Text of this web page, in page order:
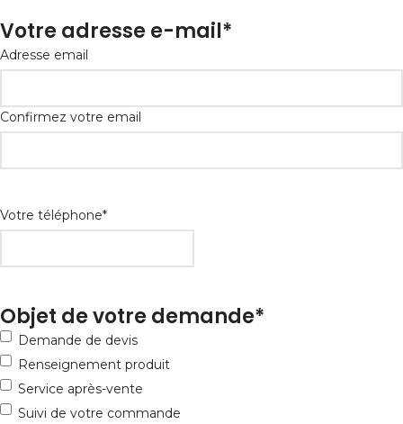
Votre adresse e-mail*
Adresse email
Confirmez votre email
Votre téléphone*
Objet de votre demande*
Demande de devis
Renseignement produit
Service après-vente
Suivi de votre commande